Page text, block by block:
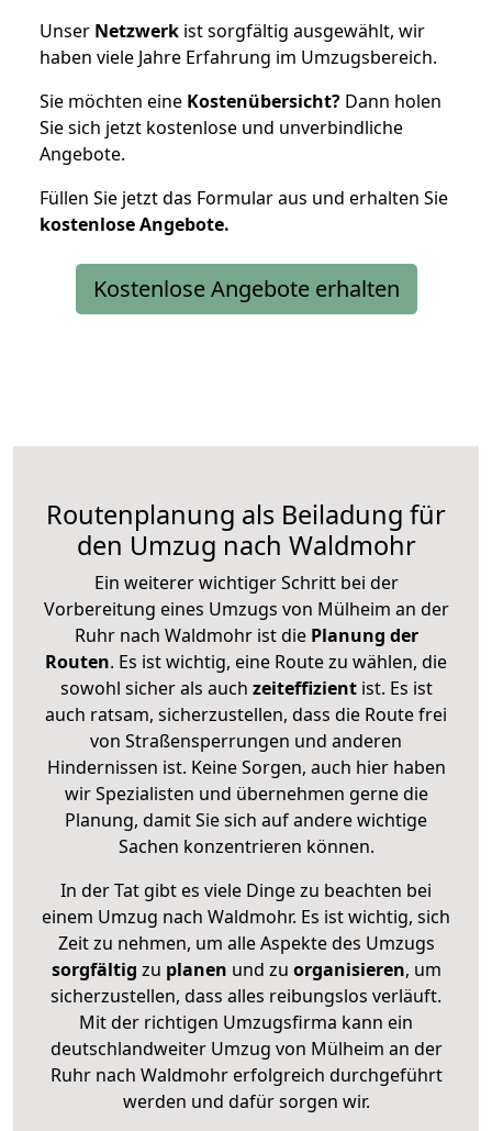
Unser Netzwerk ist sorgfältig ausgewählt, wir
haben viele Jahre Erfahrung im Umzugsbereich.
Sie möchten eine Kostenübersicht? Dann holen
Sie sich jetzt kostenlose und unverbindliche
Angebote.
Füllen Sie jetzt das Formular aus und erhalten Sie
kostenloseAngebote.
Kostenlose Angebote erhalten
Routenplanung als Beiladung für
den Umzug nach Waldmohr
Ein weiterer wichtiger Schritt bei der
Vorbereitung eines Umzugs von Mülheim an der
Ruhr nach Waldmohr ist diePlanung der
Routen. Es ist wichtig, eine Route zu wählen, die
sowohl sicher als auch zeiteffizientist. Es ist
auch ratsam, sicherzustellen, dass die Route frei
von Straßensperrungen und anderen
Hindernissen ist. Keine Sorgen, auch hier haben
wir Spezialisten und übernehmen gerne die
Planung, damit Sie sich auf andere wichtige
Sachen konzentrieren können.
In der Tat gibt es viele Dinge zu beachten bei
einem Umzug nach Waldmohr. Es ist wichtig, sich
Zeit zu nehmen, um alle Aspekte des Umzugs
sorgfältig zu planen und zu organisieren, um
sicherzustellen, dass alles reibungslos verläuft.
Mit der richtigen Umzugsfirma kann ein
deutschlandweiter Umzug von Mülheim an der
Ruhr nach Waldmohr erfolgreich durchgeführt
werden und dafür sorgen wir.